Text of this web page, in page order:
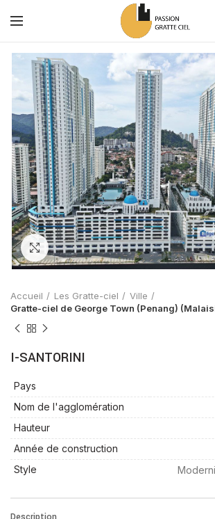
Zoom
Accueil Les Gratte-ciel
Ville
Gratte-ciel de George Town (Penang)
I-SANTORINI
Pays
Nom de l'agglomération
Hauteur
Année de construction
Style